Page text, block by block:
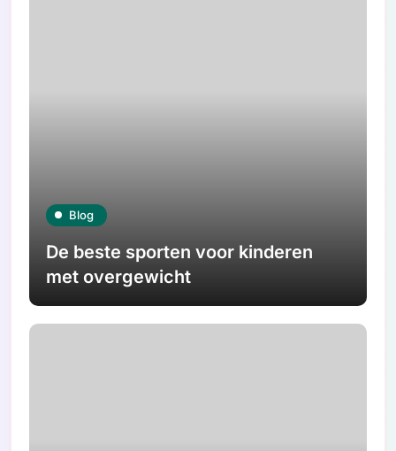
Blog
De beste sporten voor kinderen
met overgewicht